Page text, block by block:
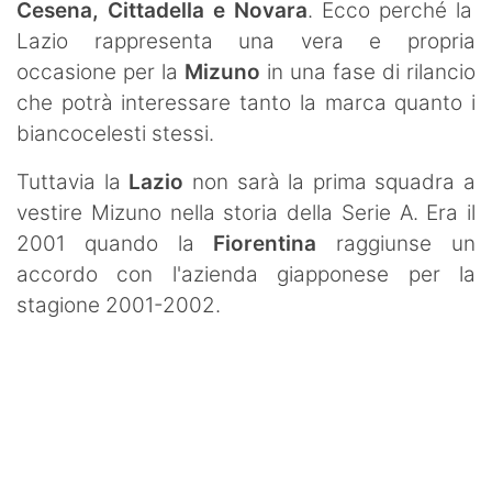
Cesena, Cittadella e Novara. Ecco perché la
Lazio rappresenta una vera e propria
occasione per la Mizuno in una fase di rilancio
che potrà interessare tanto la marca quanto i
biancocelesti stessi.
Tuttavia la Lazio non sarà la prima squadra a
vestire Mizuno nella storia della Serie A. Era il
2001 quando la Fiorentina raggiunse un
accordo con l'azienda giapponese per la
stagione 2001-2002.